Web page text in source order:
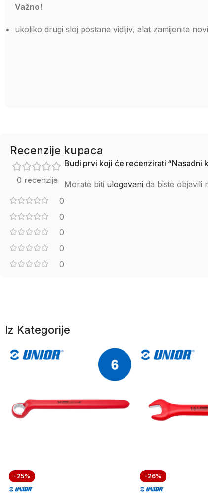
Važno!
ukoliko drugi sloj postane vidljiv, alat zamijenite
Recenzije kupaca
0 recenzija
0
0
0
0
0
Budi prvi koji će recenzirati “Nasadni
Morate biti ulogovani da biste objavili
Iz Kategorije
-25% -26%